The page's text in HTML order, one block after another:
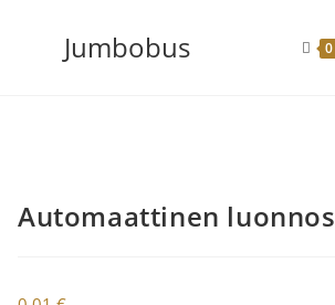
sisältöön
Jumbobus 0
Automaattinen luonnos